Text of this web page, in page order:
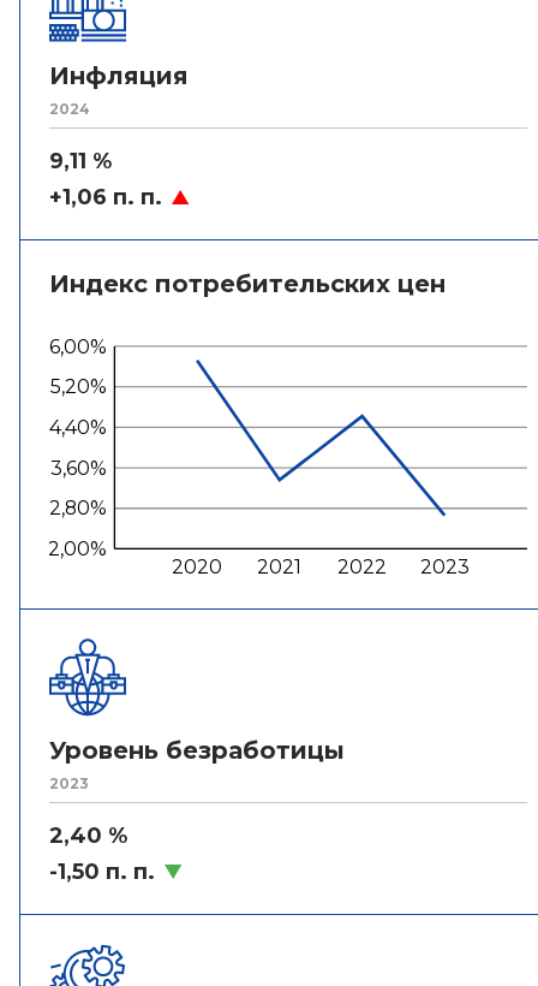
Инфляция
2024
9,11 %
+1,06 п. п.
Индекс потребительских цен
2020 2021 2022 2023
2,00%
2,80%
3,60%
4,40%
5,20%
6,00%
Уровень безработицы
2023
2,40 %
-1,50 п. п.